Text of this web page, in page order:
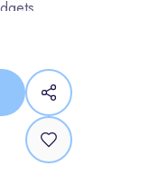
material
in